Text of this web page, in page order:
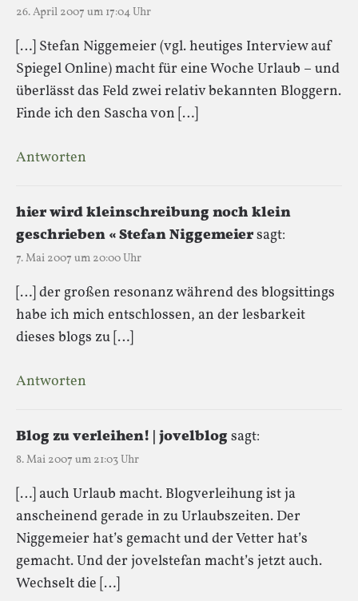
26. April 2007 um 17:04 Uhr
[…] Stefan Niggemeier (vgl. heutiges Interview auf
Spiegel Online) macht für eine Woche Urlaub – und
überlässt das Feld zwei relativ bekannten Bloggern.
Finde ich den Sascha von […]
Antworten
hier wird kleinschreibung noch klein
geschrieben « Stefan Niggemeiersagt:
7. Mai 2007 um 20:00 Uhr
[…] der großen resonanz während des blogsittings
habe ich mich entschlossen, an der lesbarkeit
dieses blogs zu […]
Antworten
Blog zu verleihen! | jovelblogsagt:
8. Mai 2007 um 21:03 Uhr
[…] auch Urlaub macht. Blogverleihung ist ja
anscheinend gerade in zu Urlaubszeiten. Der
Niggemeier hat’s gemacht und der Vetter hat’s
gemacht. Und der jovelstefan macht’s jetzt auch.
Wechselt die […]